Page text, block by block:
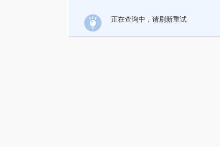
正在查询中，请刷新重试